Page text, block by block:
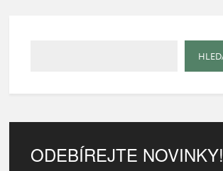
ODEBÍREJTE NOVINKY!